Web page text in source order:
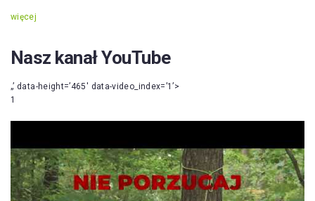
więcej
Nasz kanał YouTube
„’ data-height=’465′ data-video_index=’1’>
1